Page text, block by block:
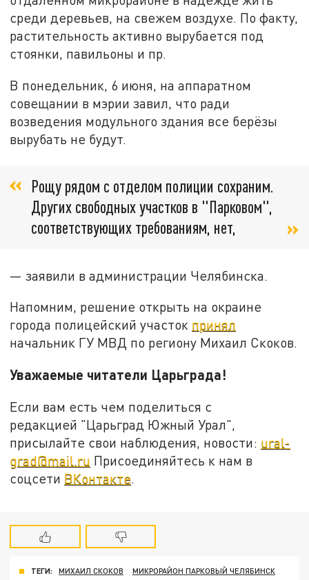
среди деревьев, на свежем воздухе. По факту,
растительность активно вырубается под
стоянки, павильоны и пр.
В понедельник, 6 июня, на аппаратном
совещании в мэрии завил, что ради
возведения модульного здания все берёзы
вырубать не будут.
Рощу рядом с отделом полиции сохраним.
Других свободных участков в "Парковом",
соответствующих требованиям, нет,
— заявили в администрации Челябинска.
Напомним, решение открыть на окраине
города полицейский участок принял
начальник ГУ МВД по региону Михаил Скоков.
Уважаемые читатели Царьграда!
Если вам есть чем поделиться с
редакцией "Царьград Южный Урал",
присылайте свои наблюдения, новости: ural-
grad@mail.ru Присоединяйтесь к нам в
соцсети ВКонтакте.
ТЕГИ: МИХАИЛ СКОКОВ МИКРОРАЙОН ПАРКОВЫЙ ЧЕЛЯБИНСК